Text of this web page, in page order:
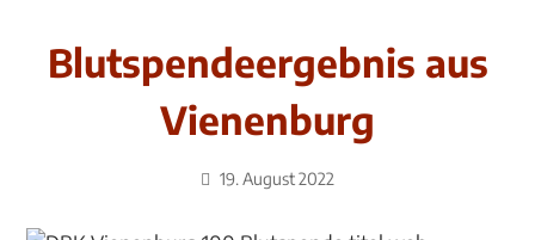
Blutspendeergebnis aus
Vienenburg
19. August 2022